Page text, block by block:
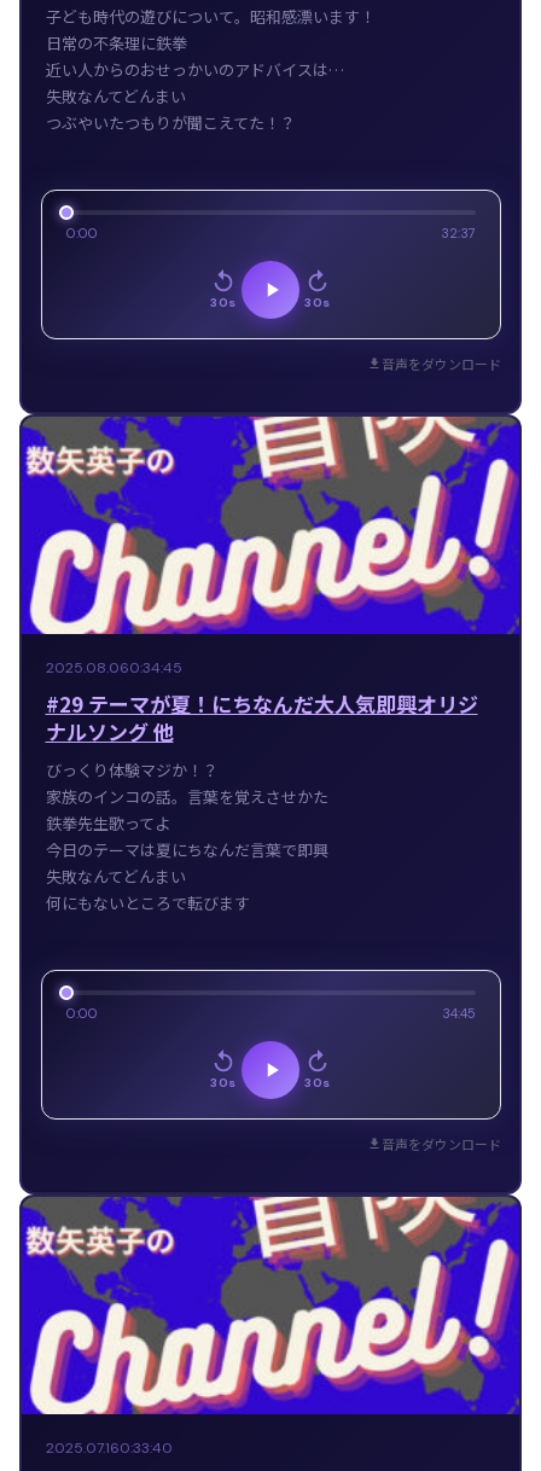
子ども時代の遊びについて。昭和感漂います！
日常の不条理に鉄拳
近い人からのおせっかいのアドバイスは…
失敗なんてどんまい
つぶやいたつもりが聞こえてた！？
0:00 32:37
30s 30s
音声をダウンロード
2025.08.060:34:45
#29 テーマが夏！にちなんだ大人気即興オリジ
ナルソング 他
びっくり体験マジか！？
家族のインコの話。言葉を覚えさせかた
鉄拳先生歌ってよ
今日のテーマは夏にちなんだ言葉で即興
失敗なんてどんまい
何にもないところで転びます
0:00 34:45
30s 30s
音声をダウンロード
2025.07.160:33:40